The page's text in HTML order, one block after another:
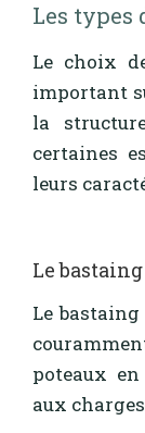
Les types
Le choix
important
la
certaines
leurs
Le bastaing
Le
poteaux
aux